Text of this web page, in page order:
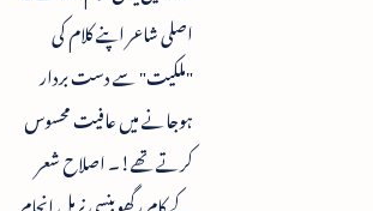
اصلی شاعر اپنے کلام کی
"ملکیت" سے دست بردار
ہوجانے میں عافیت محسوس
کرتے تھے!۔ اصلاح شعر